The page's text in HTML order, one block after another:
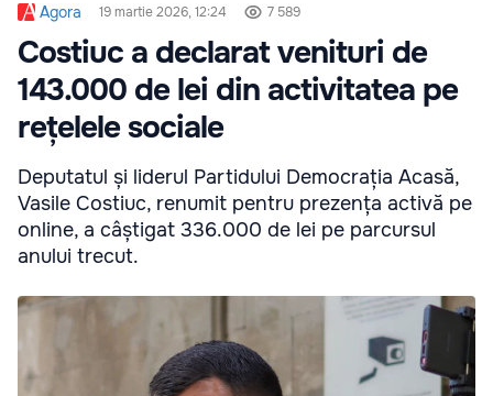
Agora 19 martie 2026, 12:24 7 589
Costiuc a declarat venituri de
143.000 de lei din activitatea pe
rețelele sociale
Deputatul și liderul Partidului Democrația Acasă,
Vasile Costiuc, renumit pentru prezența activă pe
online, a câștigat 336.000 de lei pe parcursul
anului trecut.